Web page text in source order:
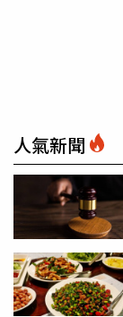
人氣新聞